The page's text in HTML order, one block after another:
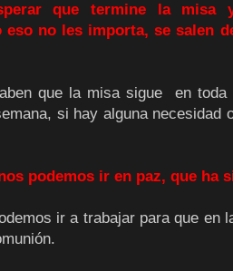
que termine la misa
eso no les importa, se
que la misa sigue en
si hay alguna
podemos ir en paz, que ha
ir a trabajar para que